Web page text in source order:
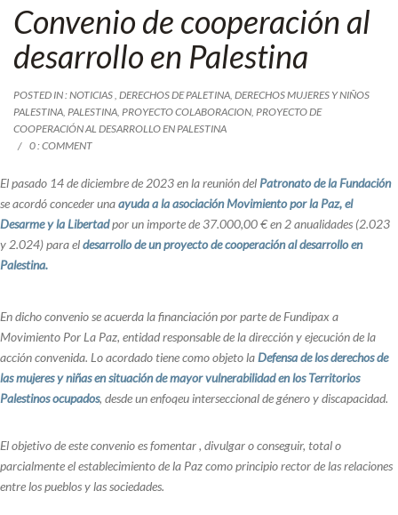
Convenio de cooperación al
desarrollo en Palestina
POSTED IN :NOTICIAS DERECHOS DE PALETINA DERECHOS MUJERES Y NIÑOS
PALESTINA PALESTINA PROYECTO COLABORACION PROYECTO DE
COOPERACIÓN AL DESARROLLO EN PALESTINA
0 : COMMENT
El pasado 14 de diciembre de 2023 en la reunión del Patronato de la Fundación
se acordó conceder unaayuda a la asociación Movimiento por la Paz, el
Desarme y la Libertadpor un importe de 37.000,00 € en 2 anualidades (2.023
y 2.024) para eldesarrollo de un proyecto de cooperación al desarrollo en
Palestina.
En dicho convenio se acuerda la financiación por parte de Fundipax a
Movimiento Por La Paz, entidad responsable de la dirección y ejecución de la
acción convenida. Lo acordado tiene como objeto laDefensa de los derechos de
las mujeres y niñas en situación de mayor vulnerabilidad en los Territorios
Palestinos ocupados, desde un enfoqeu interseccional de género y discapacidad.
El objetivo de este convenio es fomentar , divulgar o conseguir, total o
parcialmente el establecimiento de la Paz como principio rector de las relaciones
entre los pueblos y las sociedades.